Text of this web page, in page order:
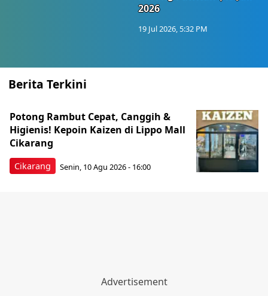
2026
19 Jul 2026, 5:32 PM
Berita Terkini
Cikarang
Potong Rambut Cepat, Canggih &
Higienis! Kepoin Kaizen di Lippo Mall
Cikarang
Senin, 10 Agu 2026 - 16:00